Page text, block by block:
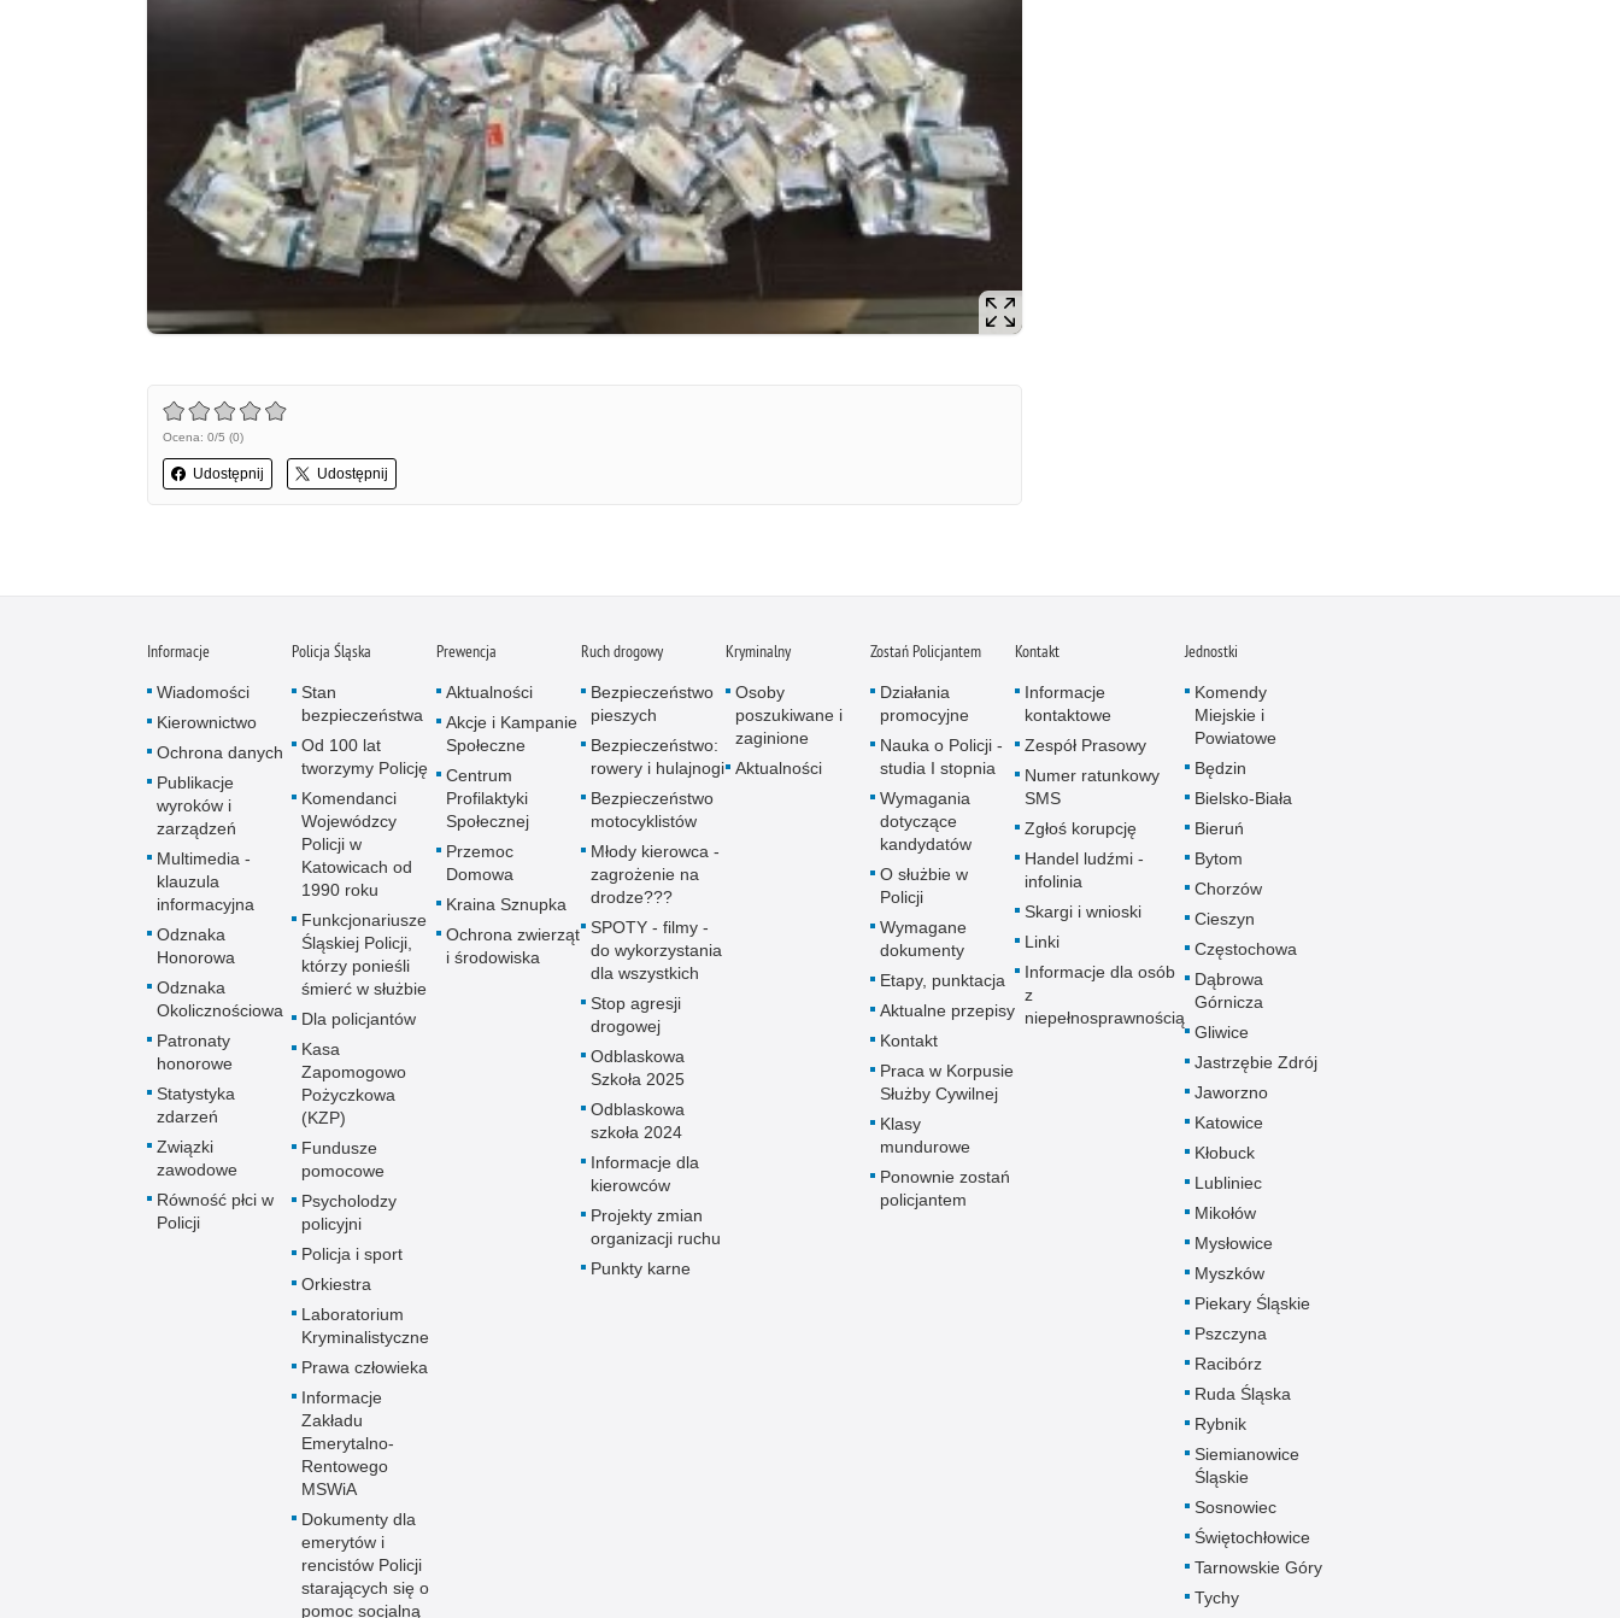
Ocena: 0/5 (0)
Udostępnij Udostępnij
Informacje
Wiadomości
Kierownictwo
Ochrona danych
Publikacje
wyroków i
zarządzeń
Multimedia -
klauzula
informacyjna
Odznaka
Honorowa
Odznaka
Okolicznościowa
Patronaty
honorowe
Statystyka
zdarzeń
Związki
zawodowe
Równość płci w
Policji
Policja Śląska
Stan
bezpieczeństwa
Od 100 lat
tworzymy Policję
Komendanci
Wojewódzcy
Policji w
Katowicach od
1990 roku
Funkcjonariusze
Śląskiej Policji,
którzy ponieśli
śmierć w służbie
Dla policjantów
Kasa
Zapomogowo
Pożyczkowa
(KZP)
Fundusze
pomocowe
Psycholodzy
policyjni
Policja i sport
Orkiestra
Laboratorium
Kryminalistyczne
Prawa człowieka
Informacje
Zakładu
Emerytalno-
Rentowego
MSWiA
Dokumenty dla
emerytów i
rencistów Policji
starających się o
pomoc socjalną
Prewencja
Aktualności
Akcje i Kampanie
Społeczne
Centrum
Profilaktyki
Społecznej
Przemoc
Domowa
Kraina Sznupka
Ochrona zwierząt
i środowiska
Ruch drogowy
Bezpieczeństwo
pieszych
Bezpieczeństwo:
rowery i hulajnogi
Bezpieczeństwo
motocyklistów
Młody kierowca -
zagrożenie na
drodze???
SPOTY - filmy -
do wykorzystania
dla wszystkich
Stop agresji
drogowej
Odblaskowa
Szkoła 2025
Odblaskowa
szkoła 2024
Informacje dla
kierowców
Projekty zmian
organizacji ruchu
Punkty karne
Kryminalny
Osoby
poszukiwane i
zaginione
Aktualności
Zostań Policjantem
Działania
promocyjne
Nauka o Policji -
studia I stopnia
Wymagania
dotyczące
kandydatów
O służbie w
Policji
Wymagane
dokumenty
Etapy, punktacja
Aktualne przepisy
Kontakt
Praca w Korpusie
Służby Cywilnej
Klasy
mundurowe
Ponownie zostań
policjantem
Kontakt
Informacje
kontaktowe
Zespół Prasowy
Numer ratunkowy
SMS
Zgłoś korupcję
Handel ludźmi -
infolinia
Skargi i wnioski
Linki
Informacje dla osób
z
niepełnosprawnością
Jednostki
Komendy
Miejskie i
Powiatowe
Będzin
Bielsko-Biała
Bieruń
Bytom
Chorzów
Cieszyn
Częstochowa
Dąbrowa
Górnicza
Gliwice
Jastrzębie Zdrój
Jaworzno
Katowice
Kłobuck
Lubliniec
Mikołów
Mysłowice
Myszków
Piekary Śląskie
Pszczyna
Racibórz
Ruda Śląska
Rybnik
Siemianowice
Śląskie
Sosnowiec
Świętochłowice
Tarnowskie Góry
Tychy